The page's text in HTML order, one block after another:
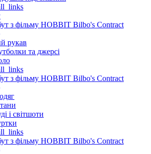
рукав
та джерсі
і світшоти